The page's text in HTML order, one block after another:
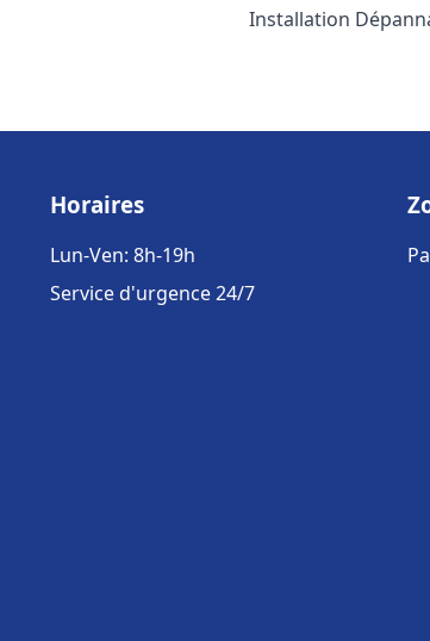
Installation
Horaires
Lun-Ven: 8h-19h
Service d'urgence 24/7